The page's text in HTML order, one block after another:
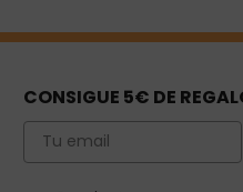
CONSIGUE 5€ DE
Email